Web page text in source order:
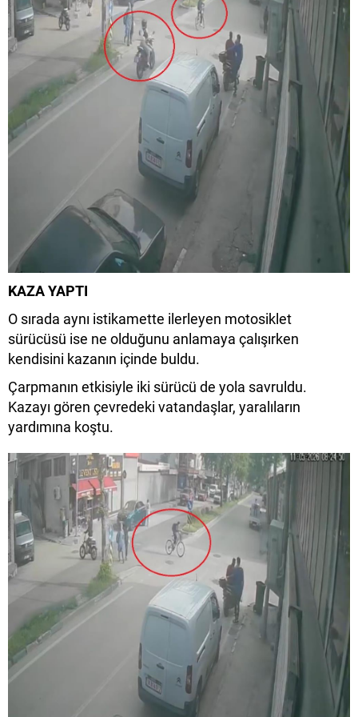
KAZA YAPTI
O sırada aynı istikamette ilerleyen motosiklet
sürücüsü ise ne olduğunu anlamaya çalışırken
kendisini kazanın içinde buldu.
Çarpmanın etkisiyle iki sürücü de yola savruldu.
Kazayı gören çevredeki vatandaşlar, yaralıların
yardımına koştu.